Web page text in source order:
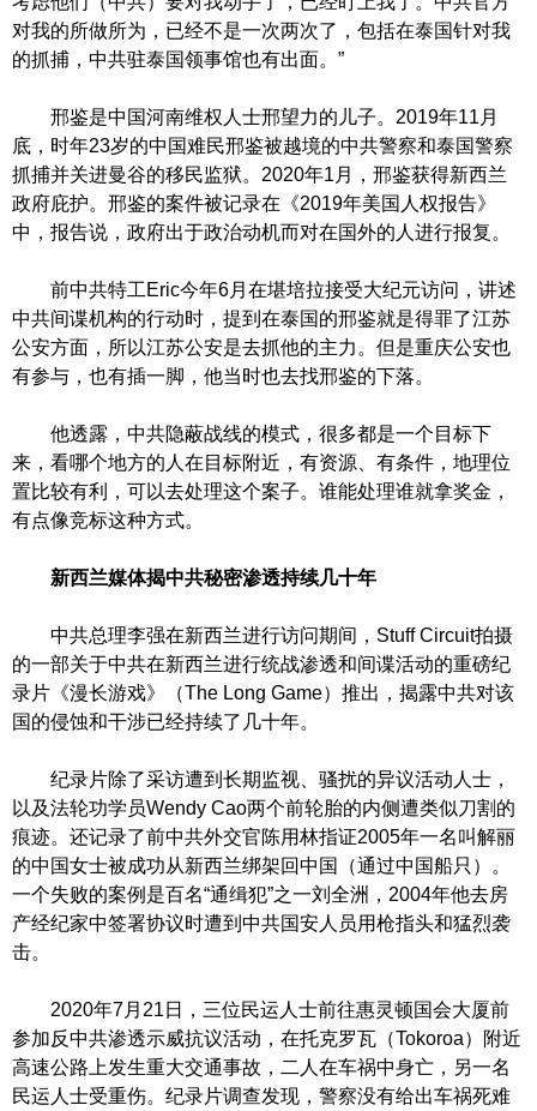
对我的所做所为，已经不是一次两次了，包括在泰国针对我
的抓捕，中共驻泰国领事馆也有出面。”
邢鉴是中国河南维权人士邢望力的儿子。2019年11月
底，时年23岁的中国难民邢鉴被越境的中共警察和泰国警察
抓捕并关进曼谷的移民监狱。2020年1月，邢鉴获得新西兰
政府庇护。邢鉴的案件被记录在《2019年美国人权报告》
中，报告说，政府出于政治动机而对在国外的人进行报复。
前中共特工Eric今年6月在堪培拉接受大纪元访问，讲述
中共间谍机构的行动时，提到在泰国的邢鉴就是得罪了江苏
公安方面，所以江苏公安是去抓他的主力。但是重庆公安也
有参与，也有插一脚，他当时也去找邢鉴的下落。
他透露，中共隐蔽战线的模式，很多都是一个目标下
来，看哪个地方的人在目标附近，有资源、有条件，地理位
置比较有利，可以去处理这个案子。谁能处理谁就拿奖金，
有点像竞标这种方式。
新西兰媒体揭中共秘密渗透持续几十年
中共总理李强在新西兰进行访问期间，Stuff Circuit拍摄
的一部关于中共在新西兰进行统战渗透和间谍活动的重磅纪
录片《漫长游戏》（The Long Game）推出，揭露中共对该
国的侵蚀和干涉已经持续了几十年。
纪录片除了采访遭到长期监视、骚扰的异议活动人士，
以及法轮功学员Wendy Cao两个前轮胎的内侧遭类似刀割的
痕迹。还记录了前中共外交官陈用林指证2005年一名叫解丽
的中国女士被成功从新西兰绑架回中国（通过中国船只）。
一个失败的案例是百名“通缉犯”之一刘全洲，2004年他去房
产经纪家中签署协议时遭到中共国安人员用枪指头和猛烈袭
击。
2020年7月21日，三位民运人士前往惠灵顿国会大厦前
参加反中共渗透示威抗议活动，在托克罗瓦（Tokoroa）附近
高速公路上发生重大交通事故，二人在车祸中身亡，另一名
民运人士受重伤。纪录片调查发现，警察没有给出车祸死难